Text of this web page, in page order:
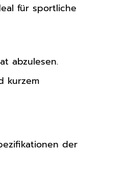
für sportliche
abzulesen.
kurzem
der